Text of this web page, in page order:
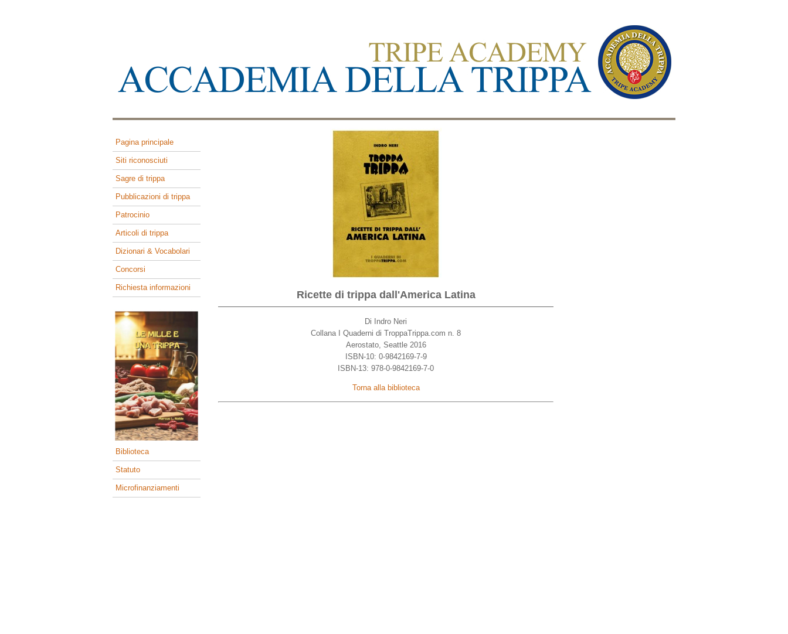
Pagina principale
Siti riconosciuti
Sagre di trippa
Pubblicazioni di trippa
Patrocinio
Articoli di trippa
Dizionari & Vocabolari
Concorsi
Richiesta informazioni
Biblioteca
Statuto
Microfinanziamenti
Ricette di trippa dall'America Latina
Di Indro Neri
Collana I Quaderni di TroppaTrippa.com n. 8
Aerostato, Seattle 2016
ISBN-10: 0-9842169-7-9
ISBN-13: 978-0-9842169-7-0
Torna alla biblioteca